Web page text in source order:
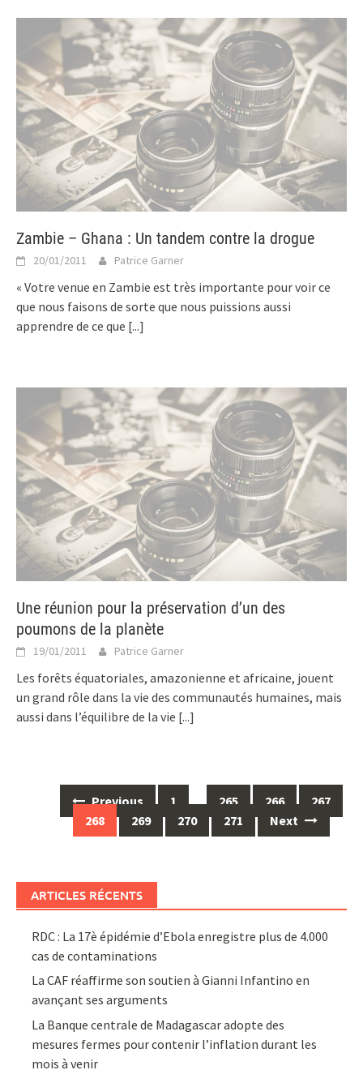
Zambie – Ghana : Un tandem contre la drogue
20/01/2011 Patrice Garner
« Votre venue en Zambie est très importante pour voir ce
que nous faisons de sorte que nous puissions aussi
apprendre de ce que [...]
Une réunion pour la préservation d’un des
poumons de la planète
19/01/2011 Patrice Garner
Les forêts équatoriales, amazonienne et africaine, jouent
un grand rôle dans la vie des communautés humaines, mais
aussi dans l’équilibre de la vie [...]
navigation
Previous 1 … 265 266
267
268
269 270 271 Next
ARTICLES RÉCENTS
RDC : La 17è épidémie d’Ebola enregistre plus de 4.000
cas de contaminations
La CAF réaffirme son soutien à Gianni Infantino en
avançant ses arguments
La Banque centrale de Madagascar adopte des
mesures fermes pour contenir l’inflation durant les
mois à venir